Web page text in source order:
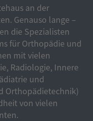
an der
Genauso lange –
die Spezialisten
für Orthopädie und
mit vielen
Radiologie, Innere
und
Orthopädietechnik)
von vielen